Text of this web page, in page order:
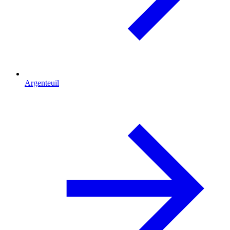
Argenteuil